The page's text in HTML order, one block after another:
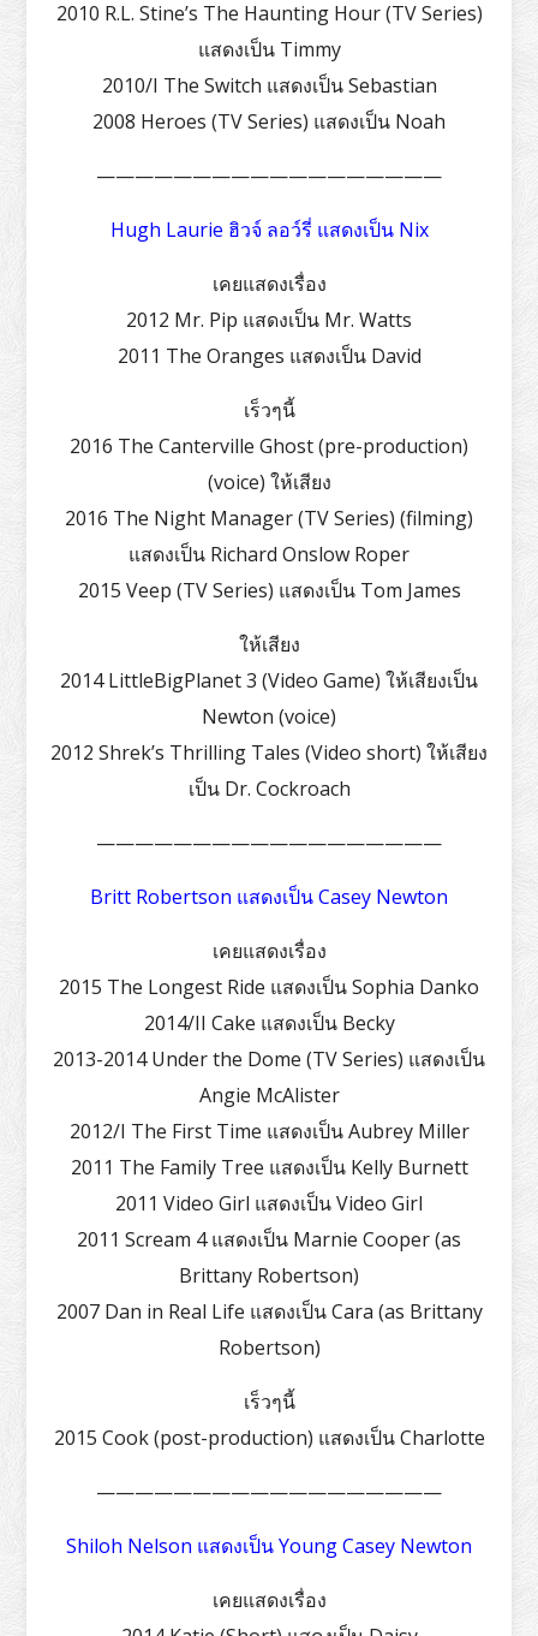
2010 R.L. Stine’s The Haunting Hour (TV Series)
แสดงเป็น Timmy
2010/I The Switch แสดงเป็น Sebastian
2008 Heroes (TV Series) แสดงเป็น Noah
——————————————————
Hugh Laurie ฮิวจ์ ลอว์รี่ แสดงเป็น Nix
เคยแสดงเรื่อง
2012 Mr. Pip แสดงเป็น Mr. Watts
2011 The Oranges แสดงเป็น David
เร็วๆนี้
2016 The Canterville Ghost (pre-production)
(voice) ให้เสียง
2016 The Night Manager (TV Series) (filming)
แสดงเป็น Richard Onslow Roper
2015 Veep (TV Series) แสดงเป็น Tom James
ให้เสียง
2014 LittleBigPlanet 3 (Video Game) ให้เสียงเป็น
Newton (voice)
2012 Shrek’s Thrilling Tales (Video short) ให้เสียง
เป็น Dr. Cockroach
——————————————————
Britt Robertson แสดงเป็น Casey Newton
เคยแสดงเรื่อง
2015 The Longest Ride แสดงเป็น Sophia Danko
2014/II Cake แสดงเป็น Becky
2013-2014 Under the Dome (TV Series) แสดงเป็น
Angie McAlister
2012/I The First Time แสดงเป็น Aubrey Miller
2011 The Family Tree แสดงเป็น Kelly Burnett
2011 Video Girl แสดงเป็น Video Girl
2011 Scream 4 แสดงเป็น Marnie Cooper (as
Brittany Robertson)
2007 Dan in Real Life แสดงเป็น Cara (as Brittany
Robertson)
เร็วๆนี้
2015 Cook (post-production) แสดงเป็น Charlotte
——————————————————
Shiloh Nelson แสดงเป็น Young Casey Newton
เคยแสดงเรื่อง